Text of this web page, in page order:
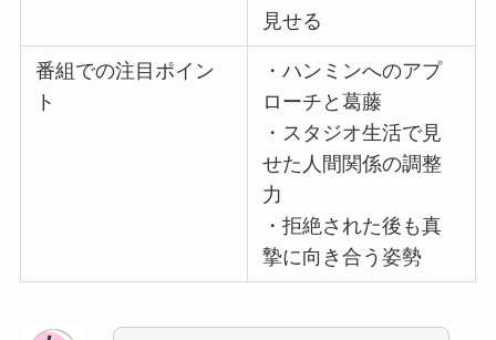
見せる
番組での注目ポイン
ト
・ハンミンへのアプ
ローチと葛藤
・スタジオ生活で見
せた人間関係の調整
力
・拒絶された後も真
摯に向き合う姿勢